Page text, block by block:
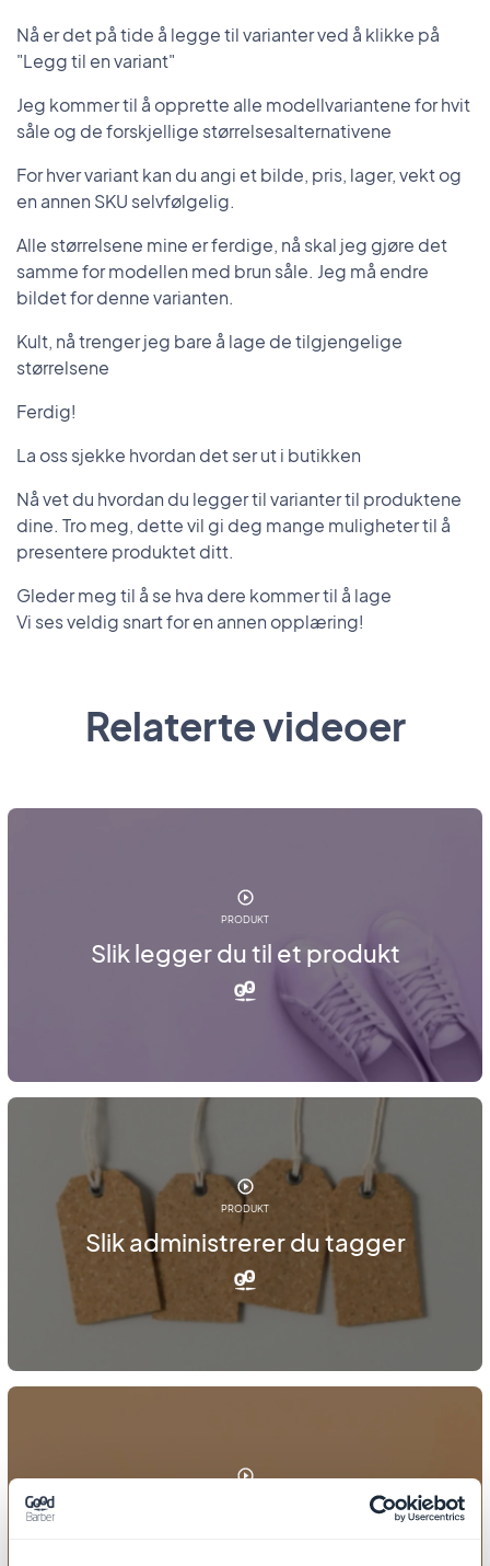
Nå er det på tide å legge til varianter ved å klikke på
"Legg til en variant"
Jeg kommer til å opprette alle modellvariantene for hvit
såle og de forskjellige størrelsesalternativene
For hver variant kan du angi et bilde, pris, lager, vekt og
en annen SKU selvfølgelig.
Alle størrelsene mine er ferdige, nå skal jeg gjøre det
samme for modellen med brun såle. Jeg må endre
bildet for denne varianten.
Kult, nå trenger jeg bare å lage de tilgjengelige
størrelsene
Ferdig!
La oss sjekke hvordan det ser ut i butikken
Nå vet du hvordan du legger til varianter til produktene
dine. Tro meg, dette vil gi deg mange muligheter til å
presentere produktet ditt.
Gleder meg til å se hva dere kommer til å lage
Vi ses veldig snart for en annen opplæring!
Relaterte videoer
PRODUKT
Slik legger du til et produkt
PRODUKT
Slik administrerer du tagger
Slik viser du lignende produkter